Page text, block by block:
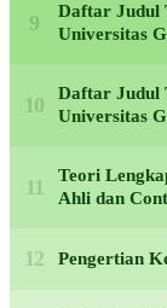
Daftar Judul
Universitas
Daftar Judul
Universitas
Teori
Ahli dan
Pengertian